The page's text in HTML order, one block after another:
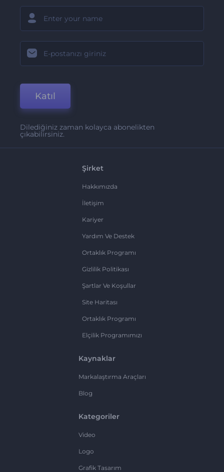
Katıl
Dilediğiniz zaman kolayca abonelikten
çıkabilirsiniz.
Şirket
Hakkımızda
İletişim
Kariyer
Yardım Ve Destek
Ortaklık Programı
Gizlilik Politikası
Şartlar Ve Koşullar
Site Haritası
Ortaklık Programı
Elçilik Programımızı
Kaynaklar
Markalaştırma Araçları
Blog
Kategoriler
Video
Logo
Grafik Tasarım